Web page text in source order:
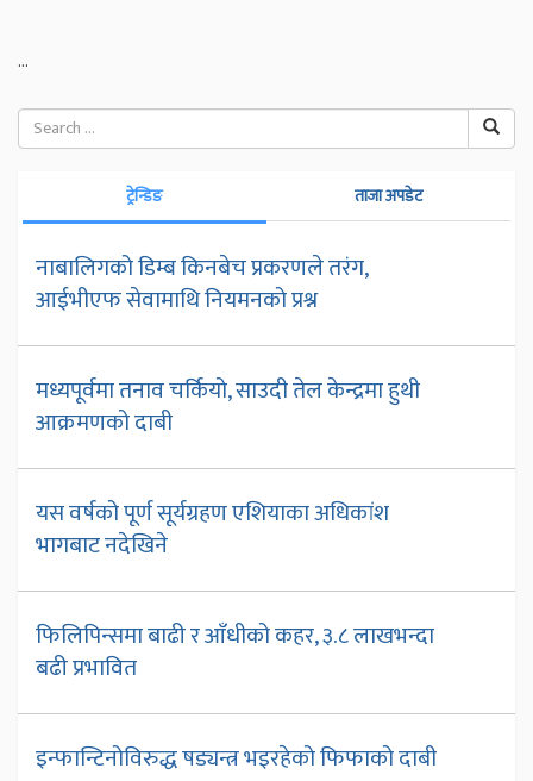
...
ट्रेन्डिङ ताजा अपडेट
नाबालिगको डिम्ब किनबेच प्रकरणले तरंग,
आईभीएफ सेवामाथि नियमनको प्रश्न
मध्यपूर्वमा तनाव चर्कियो, साउदी तेल केन्द्रमा हुथी
आक्रमणको दाबी
यस वर्षको पूर्ण सूर्यग्रहण एशियाका अधिकांश
भागबाट नदेखिने
फिलिपिन्समा बाढी र आँधीको कहर, ३.८ लाखभन्दा
बढी प्रभावित
इन्फान्टिनोविरुद्ध षड्यन्त्र भइरहेको फिफाको दाबी